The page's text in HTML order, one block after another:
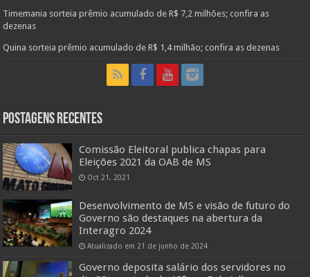
Timemania sorteia prêmio acumulado de R$ 7,2 milhões; confira as
dezenas
Quina sorteia prêmio acumulado de R$ 1,4 milhão; confira as dezenas
Postagens Recentes
Comissão Eleitoral publica chapas para
Eleições 2021 da OAB de MS
Oct 21, 2021
Desenvolvimento de MS e visão de futuro do
Governo são destaques na abertura da
Interagro 2024
Atualizado em 21 de junho de 2024
Governo deposita salário dos servidores no